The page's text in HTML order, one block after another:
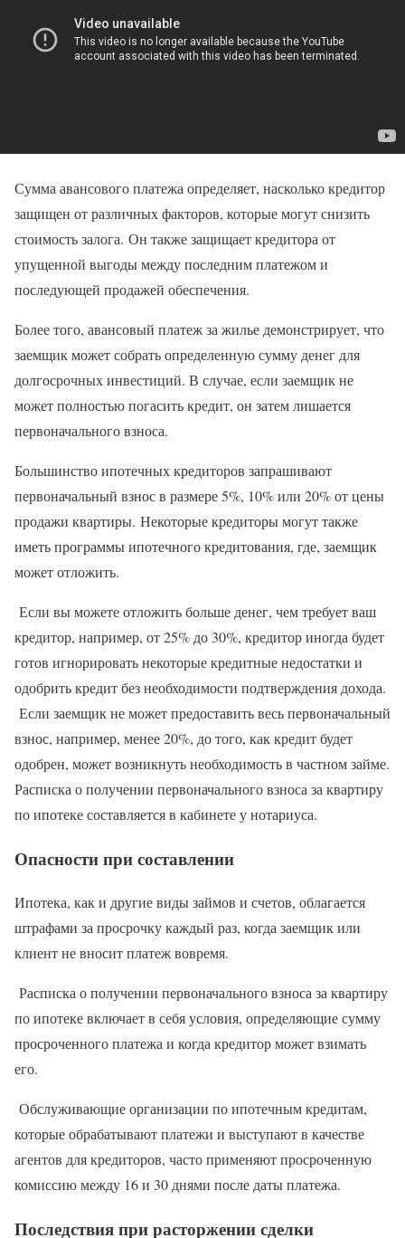
Сумма авансового платежа определяет, насколько кредитор
защищен от различных факторов, которые могут снизить
стоимость залога. Он также защищает кредитора от
упущенной выгоды между последним платежом и
последующей продажей обеспечения.
Более того, авансовый платеж за жилье демонстрирует, что
заемщик может собрать определенную сумму денег для
долгосрочных инвестиций. В случае, если заемщик не
может полностью погасить кредит, он затем лишается
первоначального взноса.
Большинство ипотечных кредиторов запрашивают
первоначальный взнос в размере 5%, 10% или 20% от цены
продажи квартиры. Некоторые кредиторы могут также
иметь программы ипотечного кредитования, где, заемщик
может отложить.
Если вы можете отложить больше денег, чем требует ваш
кредитор, например, от 25% до 30%, кредитор иногда будет
готов игнорировать некоторые кредитные недостатки и
одобрить кредит без необходимости подтверждения дохода.
Если заемщик не может предоставить весь первоначальный
взнос, например, менее 20%, до того, как кредит будет
одобрен, может возникнуть необходимость в частном займе.
Расписка о получении первоначального взноса за квартиру
по ипотеке составляется в кабинете у нотариуса.
Опасности при составлении
Ипотека, как и другие виды займов и счетов, облагается
штрафами за просрочку каждый раз, когда заемщик или
клиент не вносит платеж вовремя.
Расписка о получении первоначального взноса за квартиру
по ипотеке включает в себя условия, определяющие сумму
просроченного платежа и когда кредитор может взимать
его.
Обслуживающие организации по ипотечным кредитам,
которые обрабатывают платежи и выступают в качестве
агентов для кредиторов, часто применяют просроченную
комиссию между 16 и 30 днями после даты платежа.
Последствия при расторжении сделки